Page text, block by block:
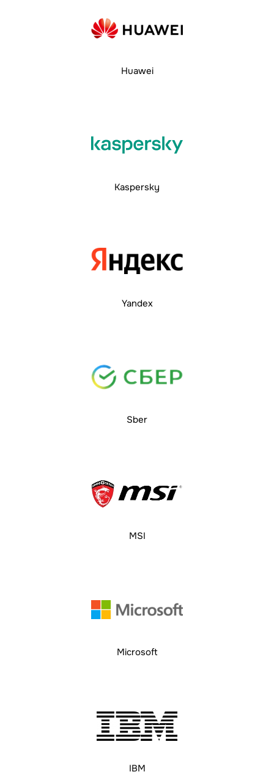
Huawei
Kaspersky
Yandex
Sber
MSI
Microsoft
IBM